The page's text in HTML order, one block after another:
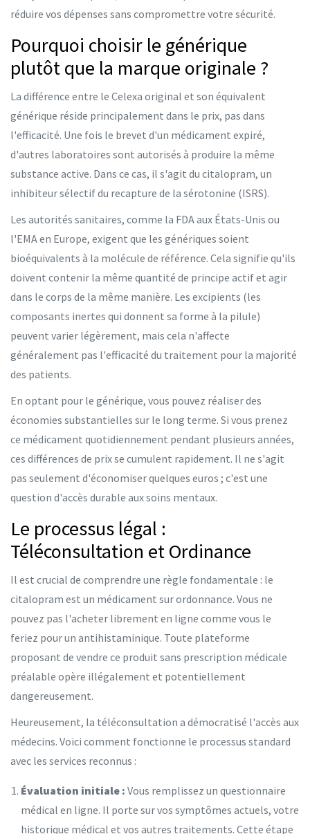
réduire vos dépenses sans compromettre votre sécurité.
Pourquoi choisir le générique
plutôt que la marque originale ?
La différence entre le Celexa original et son équivalent
générique réside principalement dans le prix, pas dans
l'efficacité. Une fois le brevet d'un médicament expiré,
d'autres laboratoires sont autorisés à produire la même
substance active. Dans ce cas, il s'agit du citalopram, un
inhibiteur sélectif du recapture de la sérotonine (ISRS).
Les autorités sanitaires, comme la FDA aux États-Unis ou
l'EMA en Europe, exigent que les génériques soient
bioéquivalents à la molécule de référence. Cela signifie qu'ils
doivent contenir la même quantité de principe actif et agir
dans le corps de la même manière. Les excipients (les
composants inertes qui donnent sa forme à la pilule)
peuvent varier légèrement, mais cela n'affecte
généralement pas l'efficacité du traitement pour la majorité
des patients.
En optant pour le générique, vous pouvez réaliser des
économies substantielles sur le long terme. Si vous prenez
ce médicament quotidiennement pendant plusieurs années,
ces différences de prix se cumulent rapidement. Il ne s'agit
pas seulement d'économiser quelques euros ; c'est une
question d'accès durable aux soins mentaux.
Le processus légal :
Téléconsultation et Ordinance
Il est crucial de comprendre une règle fondamentale : le
citalopram est un médicament sur ordonnance. Vous ne
pouvez pas l'acheter librement en ligne comme vous le
feriez pour un antihistaminique. Toute plateforme
proposant de vendre ce produit sans prescription médicale
préalable opère illégalement et potentiellement
dangereusement.
Heureusement, la téléconsultation a démocratisé l'accès aux
médecins. Voici comment fonctionne le processus standard
avec les services reconnus :
Évaluation initiale : Vous remplissez un questionnaire
médical en ligne. Il porte sur vos symptômes actuels, votre
historique médical et vos autres traitements. Cette étape